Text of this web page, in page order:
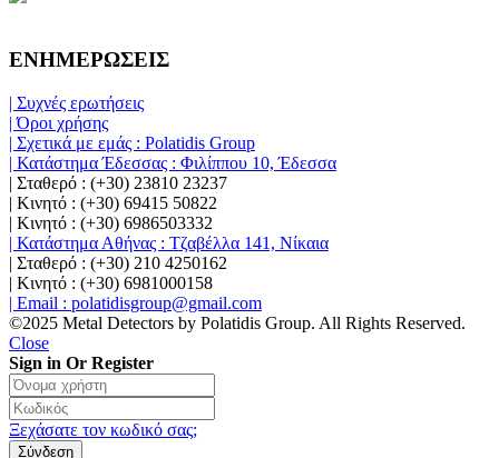
ΕΝΗΜΕΡΩΣΕΙΣ
| Συχνές ερωτήσεις
| Όροι χρήσης
| Σχετικά με εμάς : Polatidis Group
| Κατάστημα Έδεσσας : Φιλίππου 10, Έδεσσα
| Σταθερό : (+30) 23810 23237
| Κινητό : (+30) 69415 50822
| Κινητό : (+30) 6986503332
| Κατάστημα Αθήνας : Τζαβέλλα 141, Νίκαια
| Σταθερό : (+30) 210 4250162
| Κινητό : (+30) 6981000158
| Email : polatidisgroup@gmail.com
©2025 Metal Detectors by Polatidis Group. All Rights Reserved.
Close
Sign in Or Register
Ξεχάσατε τον κωδικό σας;